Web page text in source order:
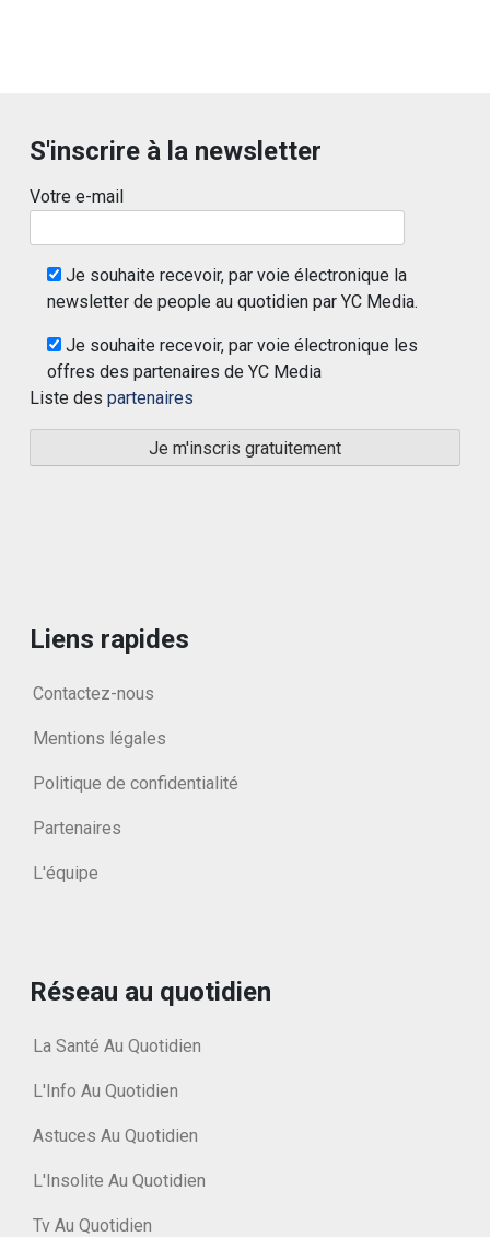
S'inscrire à la newsletter
Votre e-mail
Je souhaite recevoir, par voie électronique la
newsletter de people au quotidien par YC Media.
Je souhaite recevoir, par voie électronique les
offres des partenaires de YC Media
Liste des partenaires
Liens rapides
Contactez-nous
Mentions légales
Politique de confidentialité
Partenaires
L'équipe
Réseau au quotidien
La Santé Au Quotidien
L'Info Au Quotidien
Astuces Au Quotidien
L'Insolite Au Quotidien
Tv Au Quotidien